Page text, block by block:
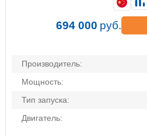
Производитель:
Мощность:
Тип запуска:
Двигатель:
694 000 руб.